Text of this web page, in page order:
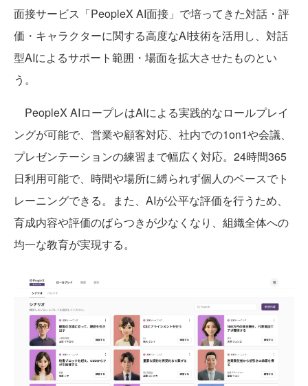
面接サービス「PeopleX AI面接」で培ってきた対話・評
価・キャラクターに関する高度なAI技術を活用し、対話
型AIによるサポート範囲・場面を拡大させたものとい
う。
PeopleX AIロープレはAIによる実践的なロールプレイ
ングが可能で、営業や顧客対応、社内での1on1や会議、
プレゼンテーションの練習まで幅広く対応。24時間365
日利用可能で、時間や場所に縛られず個人のペースでト
レーニングできる。また、AIが公平な評価を行うため、
育成内容や評価のばらつきが少なくなり、組織全体への
均一な教育が実現する。